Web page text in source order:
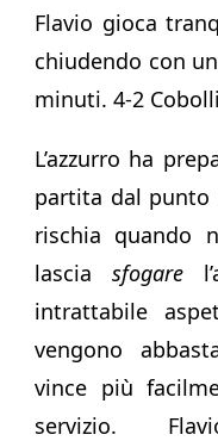
Flavio gioca
chiudendo con
minuti. 4-2
L’azzurro ha
partita dal
rischia quando
lascia sfogare
intrattabile
vengono
vince più
servizio.